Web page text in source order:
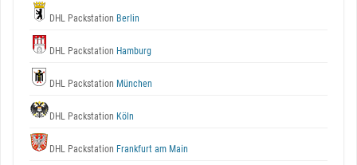
DHL Packstation Berlin
DHL Packstation Hamburg
DHL Packstation München
DHL Packstation Köln
DHL Packstation Frankfurt am Main